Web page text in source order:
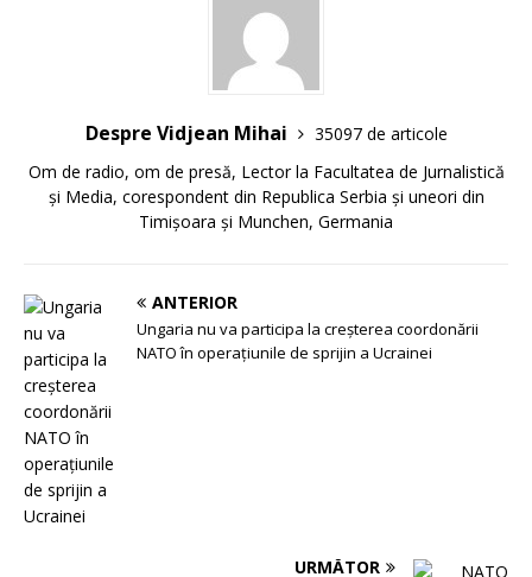
Despre Vidjean Mihai
35097 de articole
Om de radio, om de presă, Lector la Facultatea de Jurnalistică
și Media, corespondent din Republica Serbia și uneori din
Timișoara și Munchen, Germania
ANTERIOR
Ungaria nu va participa la creșterea coordonării
NATO în operațiunile de sprijin a Ucrainei
URMĂTOR